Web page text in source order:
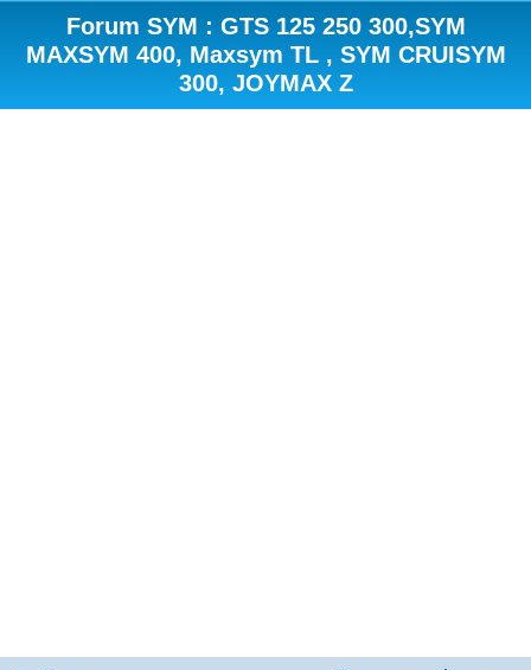
Forum SYM : GTS 125 250 300,SYM
MAXSYM 400, Maxsym TL , SYM CRUISYM
300, JOYMAX Z